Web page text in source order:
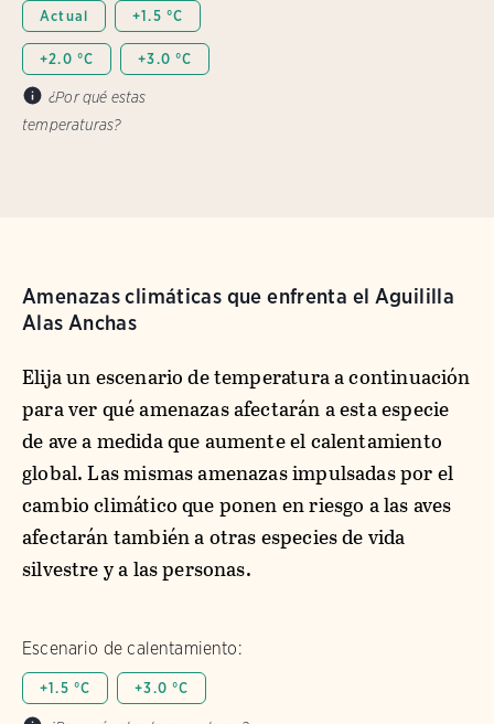
Actual +1.5 °C
+2.0 °C +3.0 °C
¿Por qué estas
temperaturas?
Amenazas climáticas que enfrenta el Aguililla
Alas Anchas
Elija un escenario de temperatura a continuación
para ver qué amenazas afectarán a esta especie
de ave a medida que aumente el calentamiento
global. Las mismas amenazas impulsadas por el
cambio climático que ponen en riesgo a las aves
afectarán también a otras especies de vida
silvestre y a las personas.
Escenario de calentamiento:
+1.5 °C +3.0 °C